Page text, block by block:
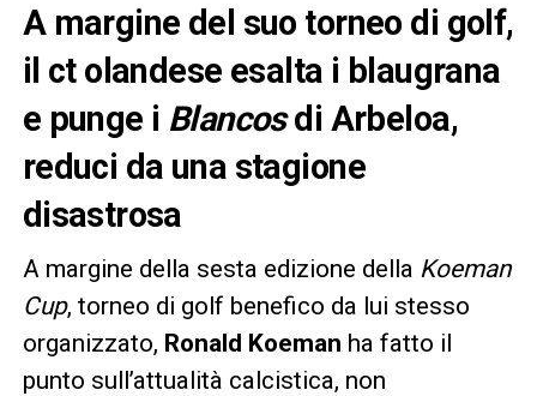
A margine del suo torneo di golf,
il ct olandese esalta i blaugrana
e punge i Blancosdi Arbeloa,
reduci da una stagione
disastrosa
A margine della sesta edizione della Koeman
Cup, torneo di golf benefico da lui stesso
organizzato, Ronald Koeman ha fatto il
punto sull’attualità calcistica, non